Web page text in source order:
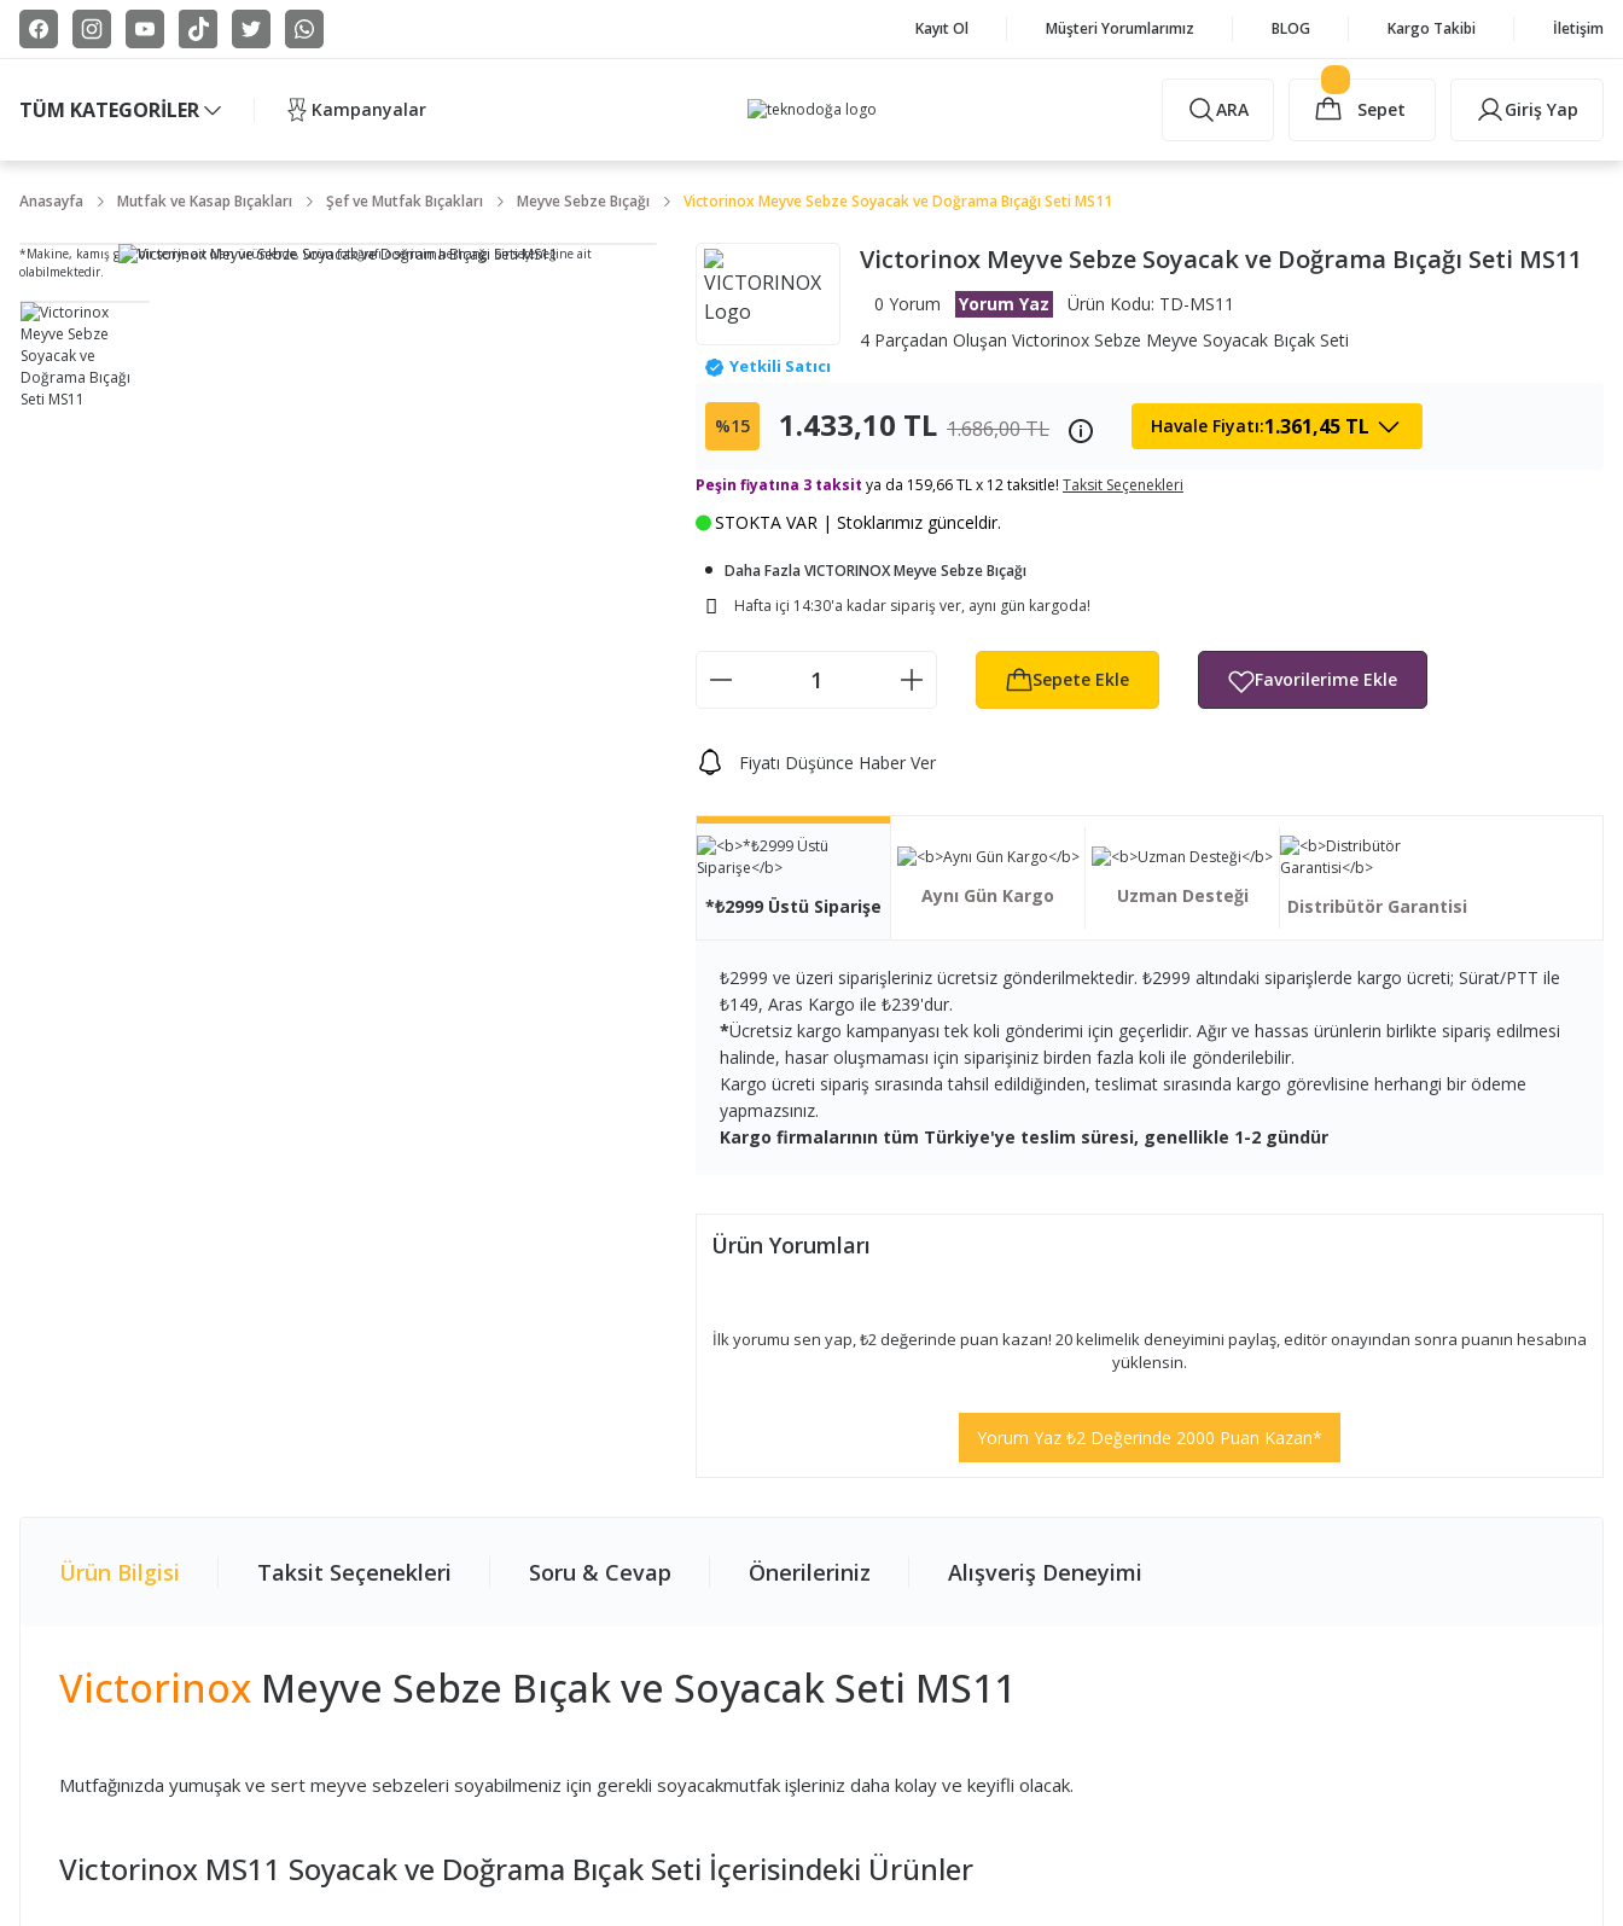
Kayıt Ol Müşteri Yorumlarımız BLOG Kargo Takibi İletişim
TÜM KATEGORİLER Kampanyalar ARA Sepet Giriş Yap
Anasayfa Mutfak ve Kasap Bıçakları Şef ve Mutfak Bıçakları Meyve Sebze Bıçağı Victorinox Meyve Sebze Soyacak ve Doğrama Bıçağı Seti MS11
*Makine, kamış gibi bir seriye ait olan ürünlerde, ürün fotoğrafı o serinin herhangi bir seçeneğine ait
olabilmektedir.
Yetkili Satıcı
Victorinox Meyve Sebze Soyacak ve Doğrama Bıçağı Seti MS11
0 Yorum Yorum Yaz
Ürün Kodu: TD-MS11
4 Parçadan Oluşan Victorinox Sebze Meyve Soyacak Bıçak Seti
%15 1.433,10 TL 1.686,00 TL Havale Fiyatı:1.361,45 TL
Peşin fiyatına 3 taksit ya da 159,66 TL x 12 taksitle! Taksit Seçenekleri
STOKTA VAR | Stoklarımız günceldir.
Daha Fazla VICTORINOX Meyve Sebze Bıçağı
Hafta içi 14:30'a kadar sipariş ver, aynı gün kargoda!
Sepete Ekle
Fiyatı Düşünce Haber Ver
*₺2999 Üstü Siparişe Aynı Gün Kargo Uzman Desteği Distribütör Garantisi
₺2999 ve üzeri siparişleriniz ücretsiz gönderilmektedir. ₺2999 altındaki siparişlerde kargo ücreti; Sürat/PTT ile
₺149, Aras Kargo ile ₺239'dur.
*Ücretsiz kargo kampanyası tek koli gönderimi için geçerlidir. Ağır ve hassas ürünlerin birlikte sipariş edilmesi
halinde, hasar oluşmaması için siparişiniz birden fazla koli ile gönderilebilir.
Kargo ücreti sipariş sırasında tahsil edildiğinden, teslimat sırasında kargo görevlisine herhangi bir ödeme
yapmazsınız.
Kargo firmalarının tüm Türkiye'ye teslim süresi, genellikle 1-2 gündür
Ürün Yorumları
İlk yorumu sen yap, ₺2 değerinde puan kazan! 20 kelimelik deneyimini paylaş, editör onayından sonra puanın hesabına
yüklensin.
Yorum Yaz ₺2 Değerinde 2000 Puan Kazan*
Ürün Bilgisi Taksit Seçenekleri Soru & Cevap Önerileriniz Alışveriş Deneyimi
Victorinox Meyve Sebze Bıçak ve Soyacak Seti MS11
Mutfağınızda yumuşak ve sert meyve sebzeleri soyabilmeniz için gerekli soyacakmutfak işleriniz daha kolay ve keyifli olacak.
Victorinox MS11 Soyacak ve Doğrama Bıçak Seti İçerisindeki Ürünler